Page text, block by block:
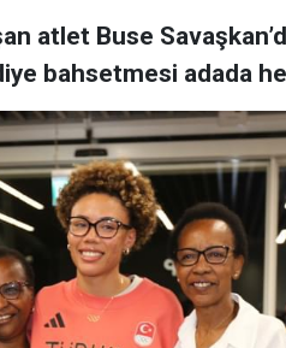
atlet Buse
bahsetmesi adada